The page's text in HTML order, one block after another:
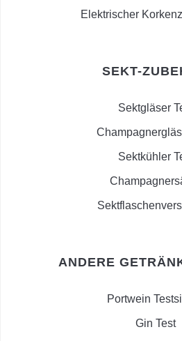
Elektrischer
SEKT-
Sektgläser
Sektkühler
ANDERE
Portwein
Gin Test